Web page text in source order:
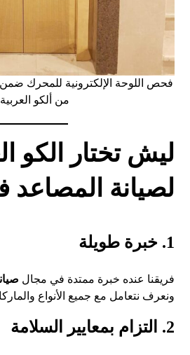
فحص اللوحة الإلكترونية للمحرك
من ألكو
ليش تختار الكو
لصيانة المصاعد
1. خبرة طويلة
فريقنا عنده خبرة ممتدة في مجال
ونعرف نتعامل مع جميع الأنواع
2. التزام بمعايير السلامة